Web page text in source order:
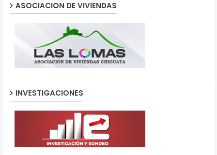
ASOCIACION DE VIVIENDAS
INVESTIGACIONES